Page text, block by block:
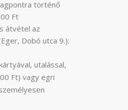
történő
Ft
átvétel az
Dobó utca 9.):
utalással,
Ft) vagy egri